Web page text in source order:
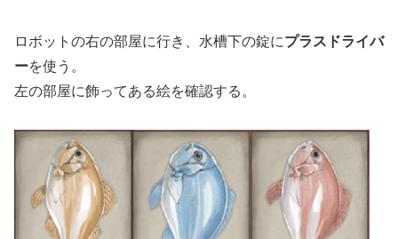
ロボットの右の部屋に行き、水槽下の錠にプラスドライバ
ーを使う。
左の部屋に飾ってある絵を確認する。